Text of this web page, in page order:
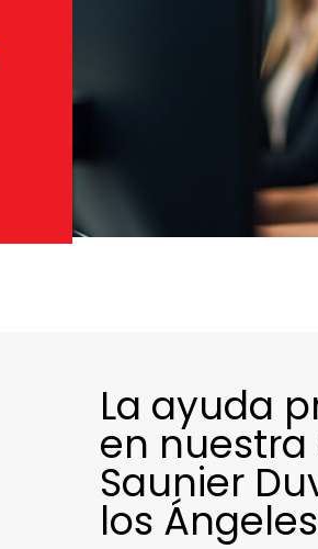
La ayuda
en nuestra
Saunier
los